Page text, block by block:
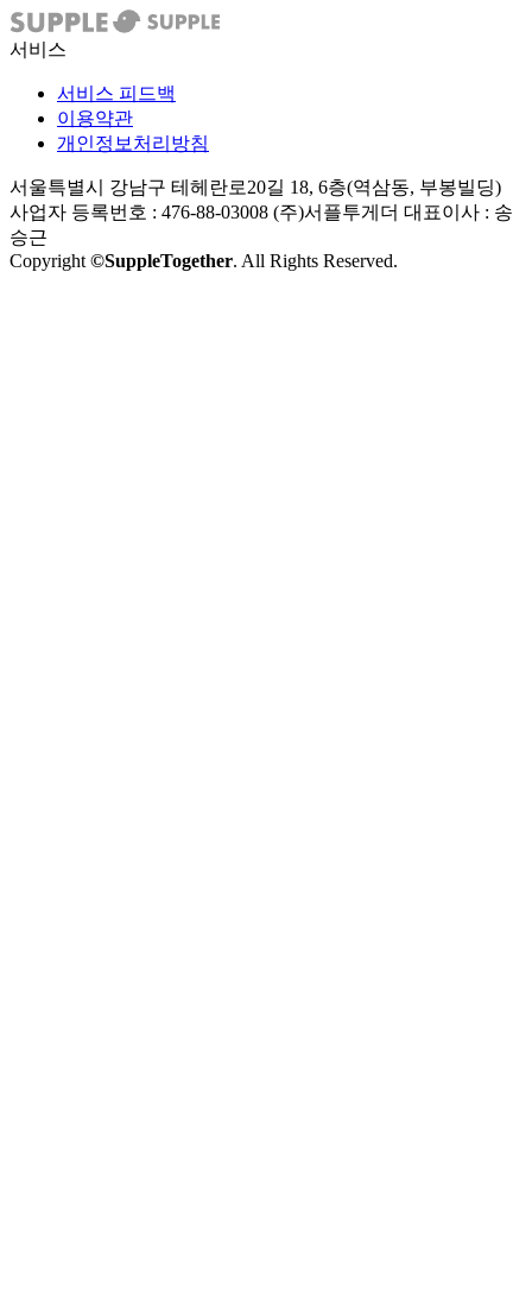
서비스
서비스 피드백
이용약관
개인정보처리방침
서울특별시 강남구 테헤란로20길 18, 6층(역삼동, 부봉빌딩)
사업자 등록번호 : 476-88-03008 (주)서플투게더 대표이사 : 송
승근
Copyright ©SuppleTogether. All Rights Reserved.